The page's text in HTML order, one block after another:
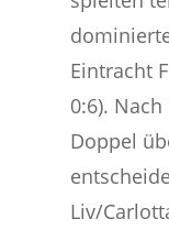
Eintracht
0:6).
Doppel
Liv/